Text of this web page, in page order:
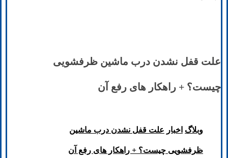
علت قفل نشدن درب ماشین ظرفشویی
چیست؟ + راهکار های رفع آن
وبلاگ اخبار علت قفل نشدن درب ماشین
ظرفشویی چیست؟ + راهکار های رفع آن